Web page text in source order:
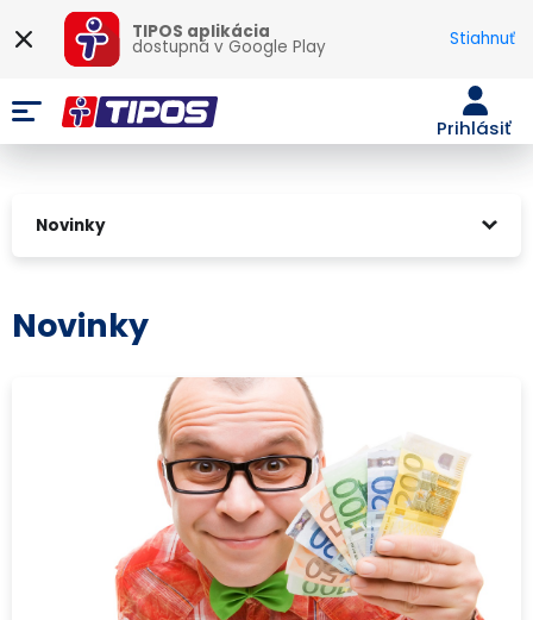
TIPOS aplikácia
dostupná vGoogle Play Stiahnuť
Prihlásiť
Novinky
Novinky